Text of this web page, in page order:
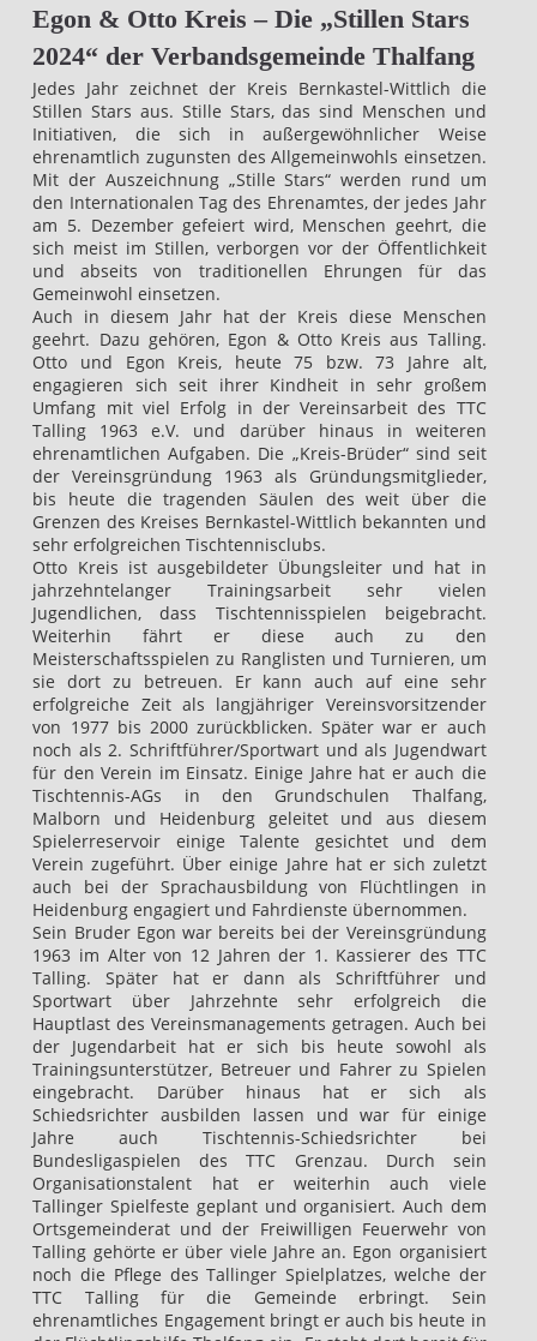
Egon & Otto Kreis – Die „Stillen Stars
2024“ der Verbandsgemeinde Thalfang
Jedes Jahr zeichnet der Kreis Bernkastel-Wittlich die
Stillen Stars aus. Stille Stars, das sind Menschen und
Initiativen, die sich in außergewöhnlicher Weise
ehrenamtlich zugunsten des Allgemeinwohls einsetzen.
Mit der Auszeichnung „Stille Stars“ werden rund um
den Internationalen Tag des Ehrenamtes, der jedes Jahr
am 5. Dezember gefeiert wird, Menschen geehrt, die
sich meist im Stillen, verborgen vor der Öffentlichkeit
und abseits von traditionellen Ehrungen für das
Gemeinwohl einsetzen.
Auch in diesem Jahr hat der Kreis diese Menschen
geehrt. Dazu gehören, Egon & Otto Kreis aus Talling.
Otto und Egon Kreis, heute 75 bzw. 73 Jahre alt,
engagieren sich seit ihrer Kindheit in sehr großem
Umfang mit viel Erfolg in der Vereinsarbeit des TTC
Talling 1963 e.V. und darüber hinaus in weiteren
ehrenamtlichen Aufgaben. Die „Kreis-Brüder“ sind seit
der Vereinsgründung 1963 als Gründungsmitglieder,
bis heute die tragenden Säulen des weit über die
Grenzen des Kreises Bernkastel-Wittlich bekannten und
sehr erfolgreichen Tischtennisclubs.
Otto Kreis ist ausgebildeter Übungsleiter und hat in
jahrzehntelanger Trainingsarbeit sehr vielen
Jugendlichen, dass Tischtennisspielen beigebracht.
Weiterhin fährt er diese auch zu den
Meisterschaftsspielen zu Ranglisten und Turnieren, um
sie dort zu betreuen. Er kann auch auf eine sehr
erfolgreiche Zeit als langjähriger Vereinsvorsitzender
von 1977 bis 2000 zurückblicken. Später war er auch
noch als 2. Schriftführer/Sportwart und als Jugendwart
für den Verein im Einsatz. Einige Jahre hat er auch die
Tischtennis-AGs in den Grundschulen Thalfang,
Malborn und Heidenburg geleitet und aus diesem
Spielerreservoir einige Talente gesichtet und dem
Verein zugeführt. Über einige Jahre hat er sich zuletzt
auch bei der Sprachausbildung von Flüchtlingen in
Heidenburg engagiert und Fahrdienste übernommen.
Sein Bruder Egon war bereits bei der Vereinsgründung
1963 im Alter von 12 Jahren der 1. Kassierer des TTC
Talling. Später hat er dann als Schriftführer und
Sportwart über Jahrzehnte sehr erfolgreich die
Hauptlast des Vereinsmanagements getragen. Auch bei
der Jugendarbeit hat er sich bis heute sowohl als
Trainingsunterstützer, Betreuer und Fahrer zu Spielen
eingebracht. Darüber hinaus hat er sich als
Schiedsrichter ausbilden lassen und war für einige
Jahre auch Tischtennis-Schiedsrichter bei
Bundesligaspielen des TTC Grenzau. Durch sein
Organisationstalent hat er weiterhin auch viele
Tallinger Spielfeste geplant und organisiert. Auch dem
Ortsgemeinderat und der Freiwilligen Feuerwehr von
Talling gehörte er über viele Jahre an. Egon organisiert
noch die Pflege des Tallinger Spielplatzes, welche der
TTC Talling für die Gemeinde erbringt. Sein
ehrenamtliches Engagement bringt er auch bis heute in